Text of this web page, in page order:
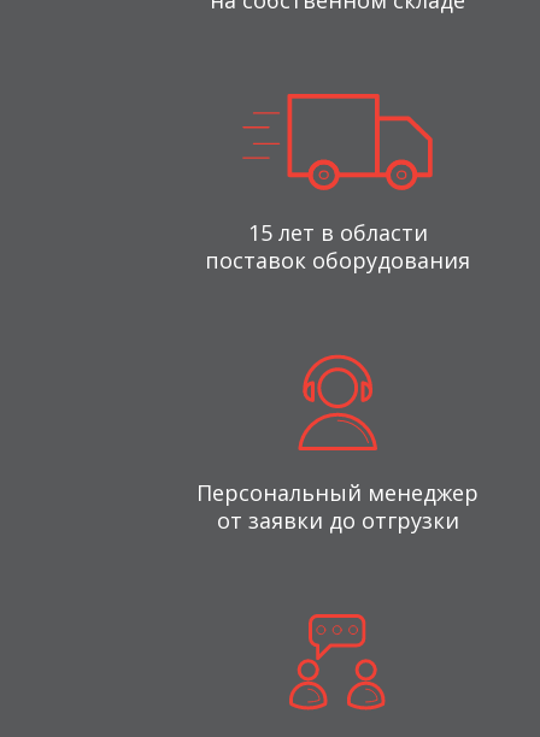
15 лет в области
поставок оборудования
Персональный менеджер
от заявки до отгрузки